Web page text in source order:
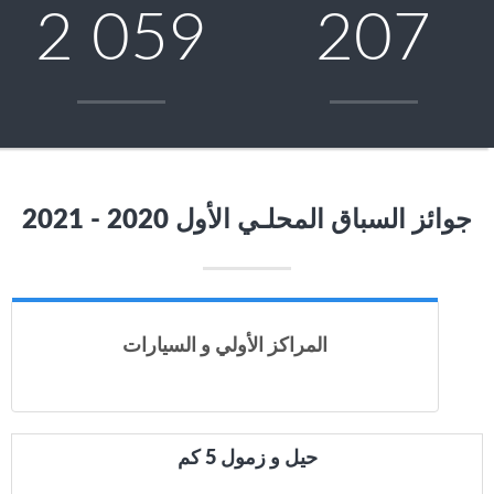
2 059 207
جوائز السباق المحلـي الأول 2020 - 2021
المراكز الأولي و السيارات
حيل و زمول 5 كم